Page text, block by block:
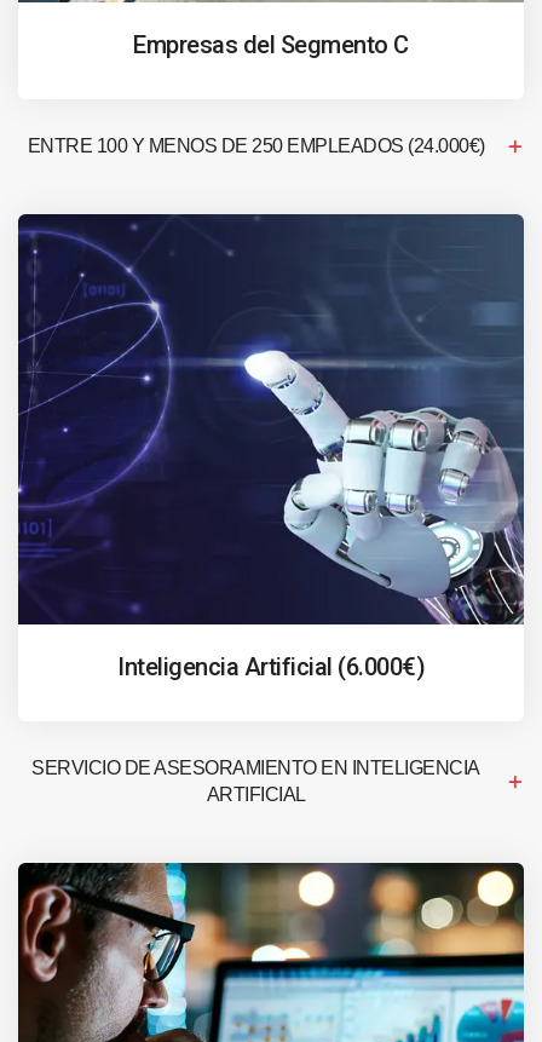
Empresas del Segmento C
ENTRE 100 Y MENOS DE 250 EMPLEADOS (24.000€)
Inteligencia Artificial (6.000€)
SERVICIO DE ASESORAMIENTO EN INTELIGENCIA
ARTIFICIAL